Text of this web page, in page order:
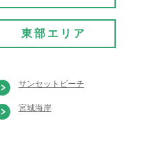
東部エリア
サンセットビーチ
宮城海岸